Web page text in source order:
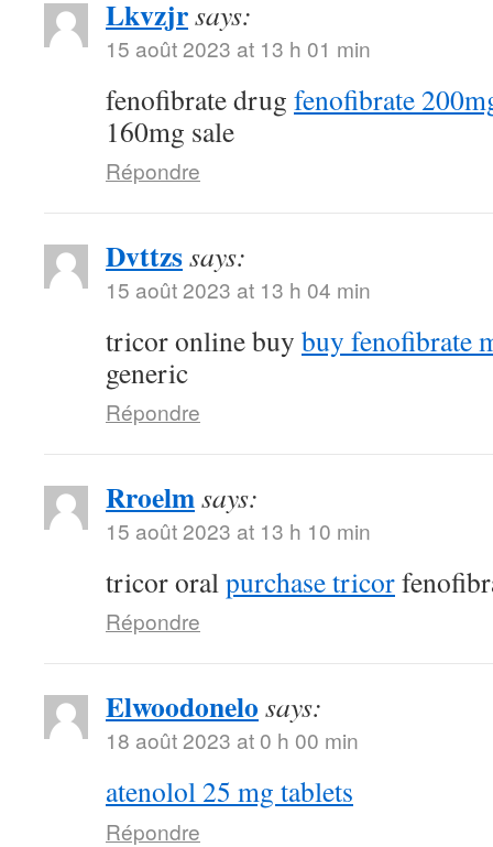
Lkvzjrsays:
15 août 2023 at 13 h 01 min
fenofibrate drug fenofibrate
160mg sale
Répondre
Dvttzssays:
15 août 2023 at 13 h 04 min
tricor online buy buy fenofibrate
generic
Répondre
Rroelmsays:
15 août 2023 at 13 h 10 min
tricor oralpurchase tricor
Répondre
Elwoodonelo says:
18 août 2023 at 0 h 00 min
atenolol 25 mg tablets
Répondre